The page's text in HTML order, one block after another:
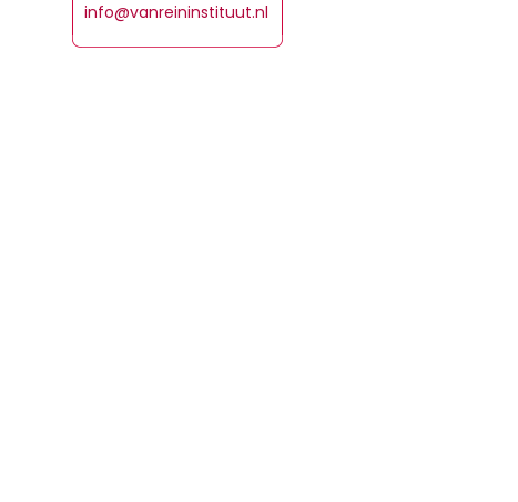
info@vanreininstituut.nl